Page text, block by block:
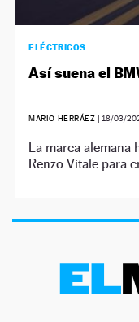
ELÉCTRICOS
Así suena el
MARIO HERRÁEZ | 18/03/
La marca alemana
Renzo Vitale para